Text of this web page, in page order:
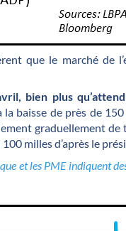
que le marché de
bien plus
baisse de près de
graduellement de
milles d’après le
et les PME indiquent